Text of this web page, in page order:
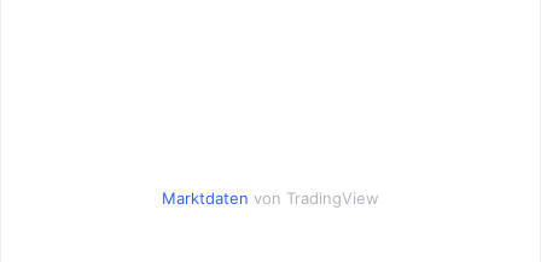
Marktdaten von TradingView